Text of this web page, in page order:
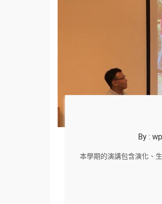
By :
本學期的演講包含演化、